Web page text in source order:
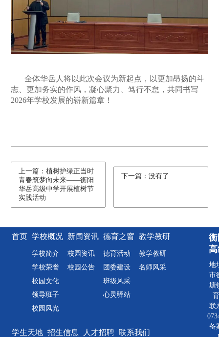
全体华岳人将以此次会议为新起点，以更加昂扬的斗
志、更加务实的作风，凝心聚力、笃行不怠，共同书写
2026年学校发展的崭新篇章！
上一篇：植树护绿正当时
青春筑梦向未来——衡阳
华岳高级中学开展植树节
实践活动
下一篇：没有了
首页 学校概况
学校简介
学校荣誉
校园文化
领导班子
校园风光
新闻资讯
校园资讯
校园公告
德育之窗
德育活动
团委建设
班级风采
心灵驿站
教学教研
教学教研
名师风采
学生天地 招生信息 人才招聘 联系我们
地
市
塘
联
备